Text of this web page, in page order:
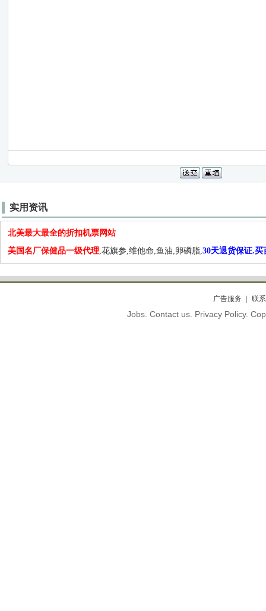
实用资讯
北美最大最全的折扣机票网站
美国名厂保健品一级代理,花旗参,维他命,鱼油,卵磷脂,30天退货保证.买
广告服务 联
Jobs. Contact us. Privacy Policy.